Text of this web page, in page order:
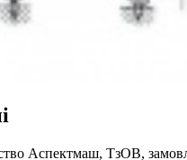
Аспектмаш, ТзОВ,